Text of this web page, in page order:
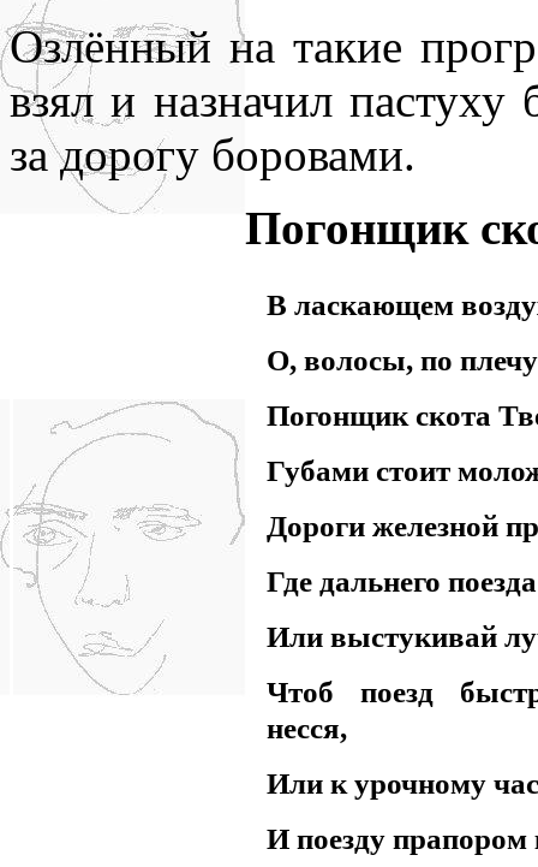
Озлённый на такие
взял и назначил
за дорогу боровами.
Погонщик
В ласкающем
О, волосы, по плечу
Погонщик скота
Губами стоит
Дороги железной
Где дальнего
Или выстукивай
Чтоб поезд
несся,
Или к урочному
И поезду